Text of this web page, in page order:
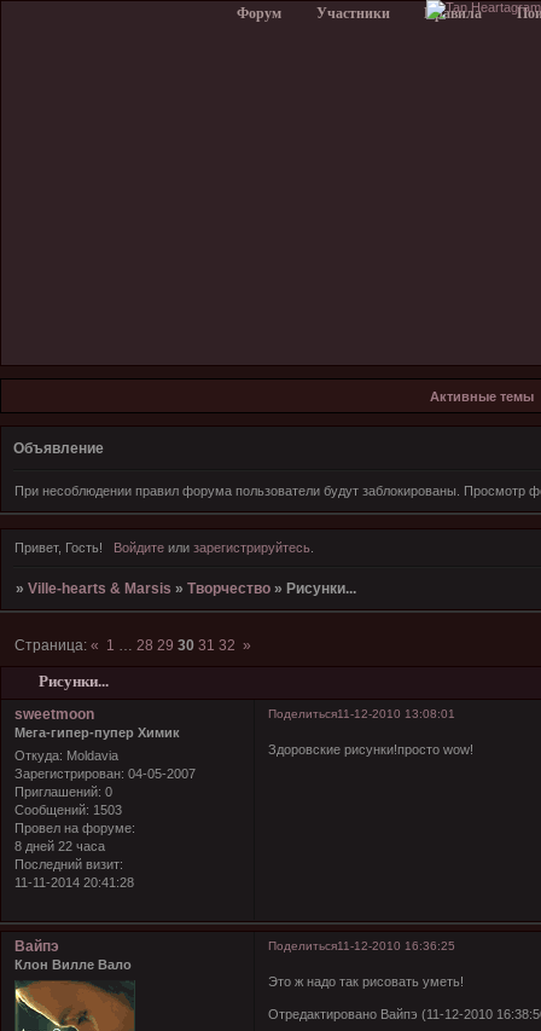
Форум Участники Правила
Активные темы
Объявление
При несоблюдении правил форума пользователи будут заблокированы. Просмотр
Привет, Гость! Войдитеили зарегистрируйтесь.
»Ville-hearts & Marsis »Творчество »Рисунки...
Рисунки...
Страница:« 1 28 29 30 31 32 »
Поделиться11-12-2010 13:08:01
sweetmoon
Мега-гипер-пупер Химик
Откуда: Moldavia
Зарегистрирован: 04-05-2007
Приглашений: 0
Сообщений: 1503
Провел на форуме:
8 дней 22 часа
Последний визит:
11-11-2014 20:41:28
Здоровские рисунки!просто wow!
Поделиться11-12-2010 16:36:25
Вайпэ
Клон Вилле Вало
Это ж надо так рисовать уметь!
Отредактировано Вайпэ (11-12-2010